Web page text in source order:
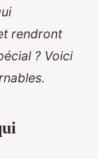
rendront
? Voici